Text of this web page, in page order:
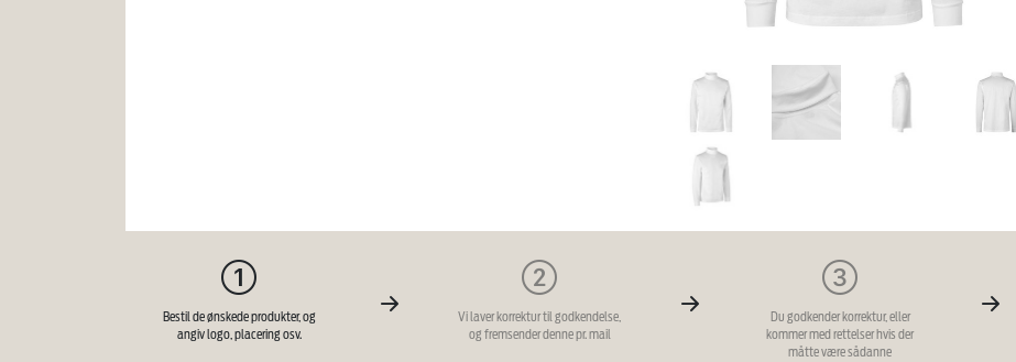
Bestil de ønskede produkter, og
angiv logo, placering osv.
Vi laver korrektur til godkendelse,
og fremsender denne pr. mail
Du godkender korrektur, eller
kommer med rettelser hvis der
måtte være sådanne